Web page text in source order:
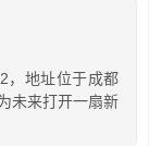
，地址位于成都
未来打开一扇新